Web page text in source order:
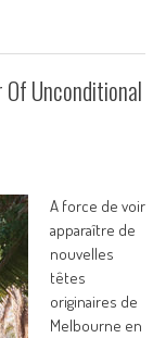
Of Unconditional
A force de voir
apparaître de
nouvelles
têtes
originaires de
Melbourne en